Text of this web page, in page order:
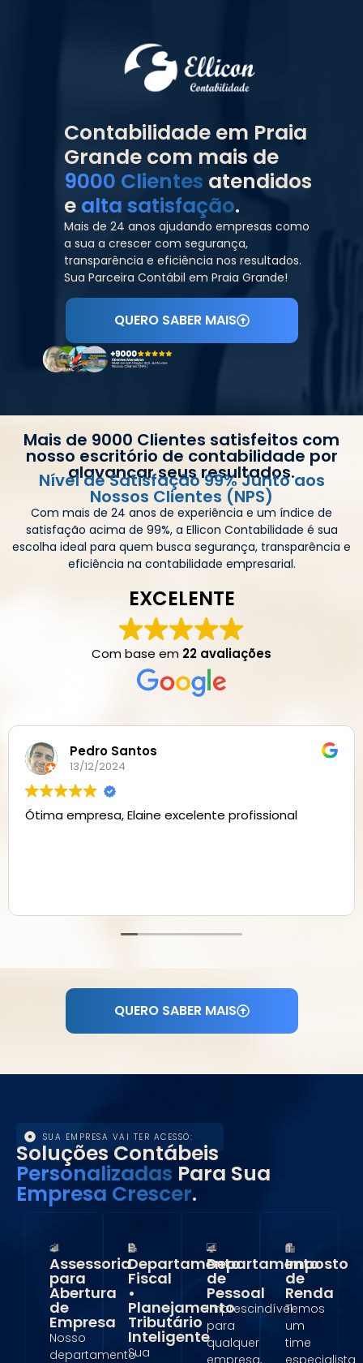
Contabilidade em Praia
Grande com mais de
9000 Clientes atendidos
e alta satisfação.
Mais de 24 anos ajudando empresas como
a sua a crescer com segurança,
transparência e eficiência nos resultados.
Sua Parceira Contábil em Praia Grande!
QUERO SABER MAIS
Mais de 9000 Clientes satisfeitos com
nosso escritório de contabilidade por
alavancar seus resultados.
Nível de Satisfação 99% Junto aos
Nossos Clientes (NPS)
Com mais de 24 anos de experiência e um índice de
satisfação acima de 99%, a Ellicon Contabilidade é sua
escolha ideal para quem busca segurança, transparência e
eficiência na contabilidade empresarial.
EXCELENTE
Com base em 22 avaliações
Alex Ruban
26/05/2024
Todos são super atenciosos, profissionais e
QUERO SABER MAIS
SUA EMPRESA VAI TER ACESSO:
Soluções Contábeis
Personalizadas Para Sua
Empresa Crescer.
Assessoria
para
Abertura
de
Empresa
Nosso
departamento
Departamento
Fiscal
•
Planejamento
Tributário
Inteligente
Sua
Departamento
de
Pessoal
Imprescindível
para
qualquer
empresa,
Imposto
de
Renda
Temos
um
time
especialista